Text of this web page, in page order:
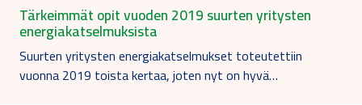
Tärkeimmät opit vuoden 2019 suurten yritysten
energiakatselmuksista
Suurten yritysten energiakatselmukset toteutettiin
vuonna 2019 toista kertaa, joten nyt on hyvä…